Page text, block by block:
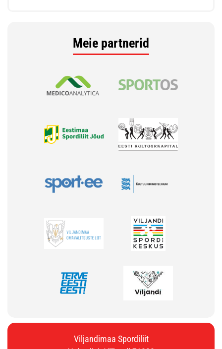
Meie partnerid
Viljandimaa Spordiliit